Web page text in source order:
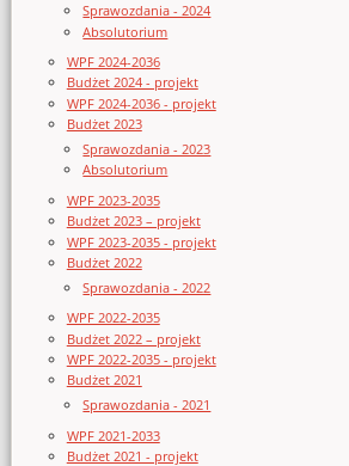
Sprawozdania - 2024
Absolutorium
WPF 2024-2036
Budżet 2024 - projekt
WPF 2024-2036 - projekt
Budżet 2023
Sprawozdania - 2023
Absolutorium
WPF 2023-2035
Budżet 2023 – projekt
WPF 2023-2035 - projekt
Budżet 2022
Sprawozdania - 2022
WPF 2022-2035
Budżet 2022 – projekt
WPF 2022-2035 - projekt
Budżet 2021
Sprawozdania - 2021
WPF 2021-2033
Budżet 2021 - projekt